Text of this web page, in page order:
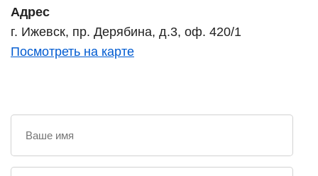
Адрес
г. Ижевск, пр. Дерябина, д.3, оф. 420/1
Посмотреть на карте